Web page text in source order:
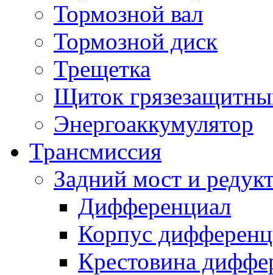
Тормозной вал
Тормозной диск
Трещетка
Щиток
Энергоаккумулятор
Трансмиссия
Задний мост и
Дифференциал
Корпус
Крестовина